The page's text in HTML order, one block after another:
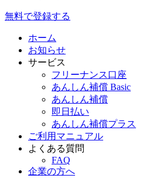
無料で登録する
ホーム
お知らせ
サービス
フリーナンス口座
あんしん補償 Basic
あんしん補償
即日払い
あんしん補償プラス
ご利用マニュアル
よくある質問
FAQ
企業の方へ